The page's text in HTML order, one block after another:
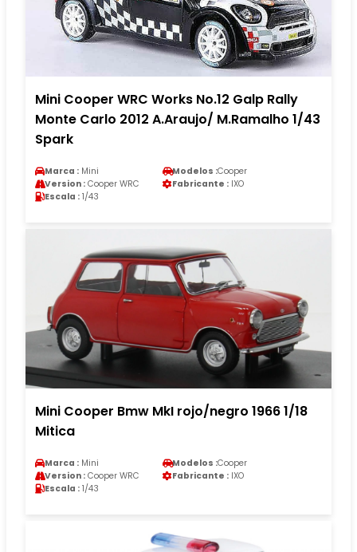
Mini Cooper WRC Works No.12 Galp Rally
Monte Carlo 2012 A.Araujo/ M.Ramalho 1/43
Spark
Marca : Mini Modelos :Cooper
Version : Cooper WRC Fabricante : IXO
Escala : 1/43
Mini Cooper Bmw MkI rojo/negro 1966 1/18
Mitica
Marca : Mini Modelos :Cooper
Version : Cooper WRC Fabricante : IXO
Escala : 1/43